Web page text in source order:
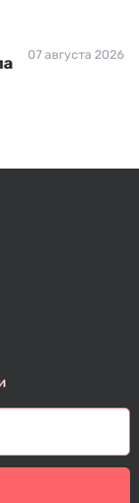
07 августа 2026